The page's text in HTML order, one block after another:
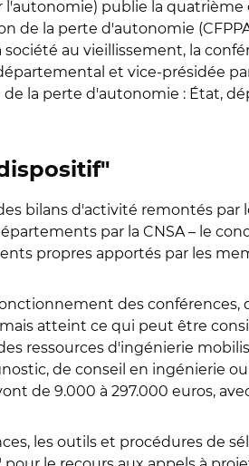
l'autonomie) publie la
de la perte d'autonomie
au vieillissement, la
et vice-présidée
la perte d'autonomie : État,
bilans d'activité remontés par
par la CNSA – le
propres apportés par les
des
atteint ce qui peut être
ressources d'ingénierie
de conseil en ingénierie
de 9.000 à 297.000 euros,
les outils et procédures de